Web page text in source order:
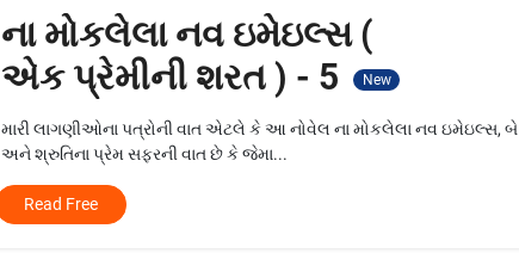
ના મોકલેલા નવ ઇમેઇલ્સ (
એક પ્રેમીની શરત ) - 5
New
મારી લાગણીઓના પત્રોની વાત એટલે કે આ નોવેલ ના મોકલેલા નવ ઇમેઇલ્સ, બે
અને શ્રુતિના પ્રેમ સફરની વાત છે કે જેમા...
Read Free